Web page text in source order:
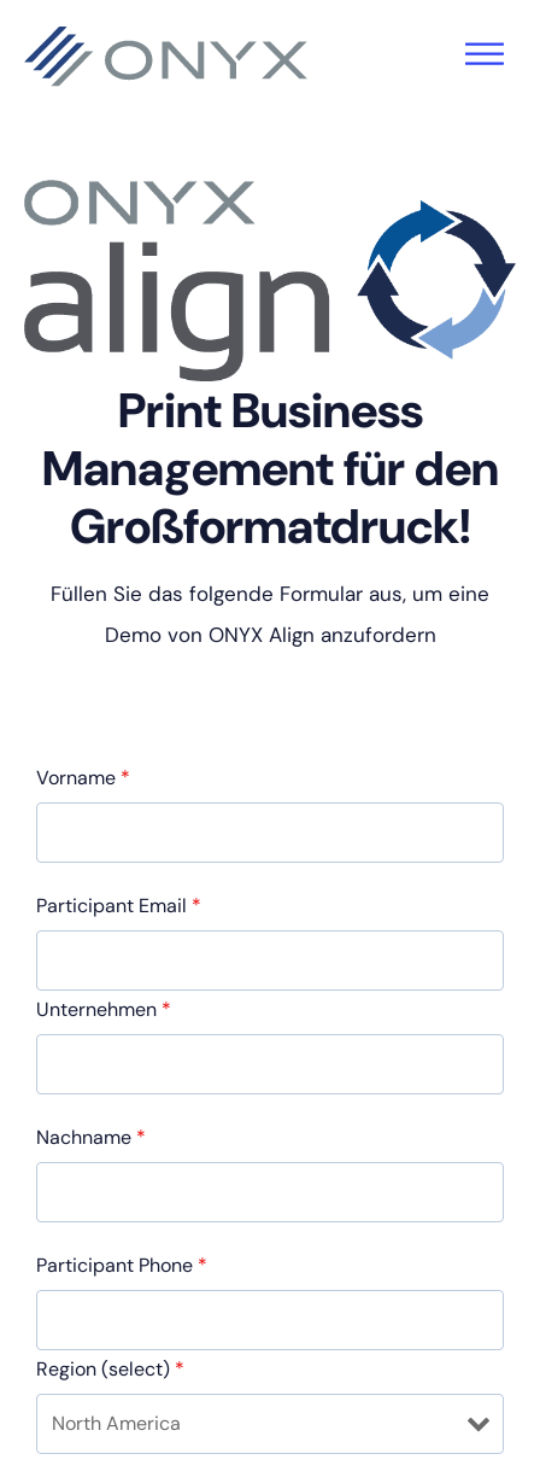
Hauptnavigation
Hauptinhalt
Fußzeile
Print Business
Management für den
Großformatdruck!
Füllen Sie das folgende Formular aus, um eine
Demo von ONYX Align anzufordern
Vorname *
Participant Email *
Unternehmen *
Nachname *
Participant Phone *
Region (select) *